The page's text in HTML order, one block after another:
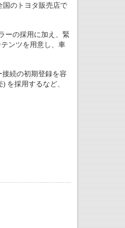
国のトヨタ販売店で
ーの採用に加え、緊
ンツを用意し、車
続の初期登録を容
を採用するなど、